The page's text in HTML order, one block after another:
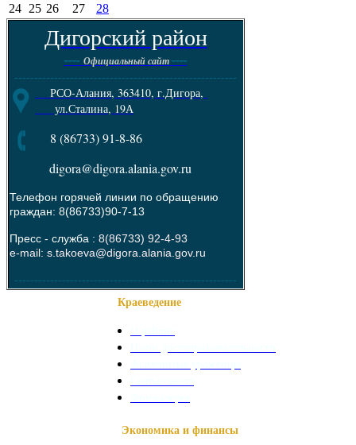
24 25 26 27 28
Дигорский район
---- Официальный сайт----
--------------------------------------------------------
РСО-Алания, 363410, г.Дигора,
ул.Сталина, 19А
8 (86733) 91-8-86
digora@digora.alania.gov.ru
Телефон горячей линии по обращению
граждан: 8(86733)90-7-13
Пресс - служба : 8(86733) 92-4-93
e-mail: s.takoeva@digora.alania.gov.ru
--------------------------------------------------------
Краеведение
Экономика и финансы